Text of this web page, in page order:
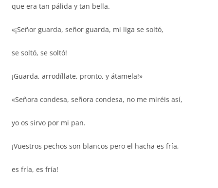
que era tan pálida y tan bella.
«¡Señor guarda, señor guarda, mi liga se soltó,
se soltó, se soltó!
¡Guarda, arrodíllate, pronto, y átamela!»
«Señora condesa, señora condesa, no me miréis así,
yo os sirvo por mi pan.
¡Vuestros pechos son blancos pero el hacha es fría,
es fría, es fría!